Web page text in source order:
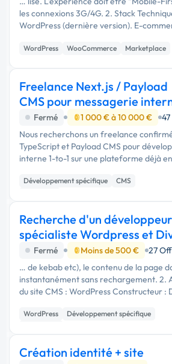
les connexions 3G/4G. 2. Stack
WordPress (dernière version). E-
WooCommerce. Multi-vendeur :
équivalent robuste). …
WordPress WooCommerce Marketplace
Freelance Next.js / Payload
CMS pour messagerie
marketplace
Fermé 1 000 € à 10 000 €
Nous recherchons un freelance
TypeScript et Payload CMS pour
interne 1-to-1 sur une plateforme déjà
avancée. Le projet repose sur un
Router et un back-office sous …
Développement spécifique
CMS
Recherche d'un développeur
spécialiste Wordpress et
Fermé Moins de 500 € 27
… de kebab etc), le contenu de la page
instantanément sans rechargement. 2.
du site CMS : WordPress Constructeur :
: Pages construites avec modules Divi
shortcodes. …
WordPress
Développement spécifique
Création identité + site